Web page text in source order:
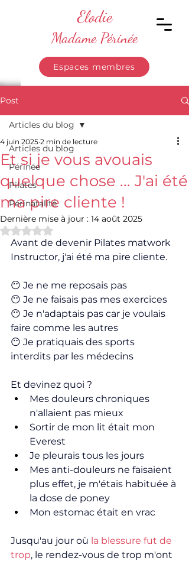
Elodie
Madame Périnée
Espaces membres
Post
Articles du blog
Périnée
Pilates
Périnatalité
Articles du blog
Et si je vous avouais
quelque chose ... J'ai été
ma pire cliente !
4 juin 2025 2 min de lecture
Dernière mise à jour : 14 août 2025
Noté NaN étoiles sur 5.
Avant de devenir Pilates matwork
Instructor, j'ai été ma pire cliente.
😶‍ Je ne me reposais pas
😶‍ Je ne faisais pas mes exercices
😶‍ Je n'adaptais pas car je voulais
faire comme les autres
😶‍ Je pratiquais des sports
interdits par les médecins
Et devinez quoi ?
Mes douleurs chroniques
n'allaient pas mieux
Sortir de mon lit était mon
Everest
Je pleurais tous les jours
Mes anti-douleurs ne faisaient
plus effet, je m'étais habituée à
la dose de poney
Mon estomac était en vrac
Jusqu'au jour où la blessure fut de
trop, le rendez-vous de trop m'ont